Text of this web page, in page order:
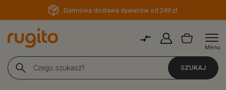
Darmowa dostawa dywanów od 249 zł
Menu
SZUKAJ